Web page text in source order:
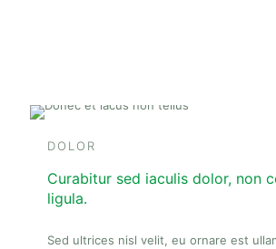
DOLOR
Curabitur sed iaculis dolor, non
ligula.
Sed ultrices nisl velit, eu ornare est